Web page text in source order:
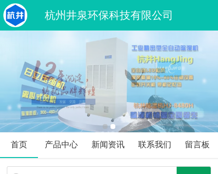
杭州井泉环保科技有限公司
首页 产品中心 新闻资讯 联系我们 留言板